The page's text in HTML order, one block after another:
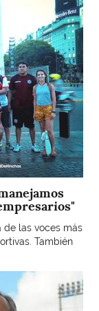
de las voces más
También